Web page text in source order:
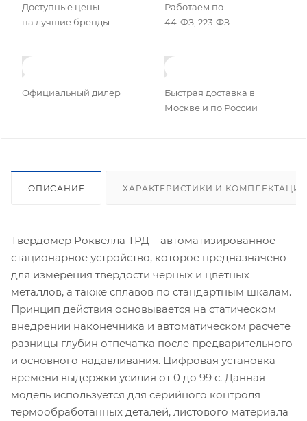
Доступные цены
на лучшие бренды
Работаем по
44-ФЗ, 223-ФЗ
Официальный дилер
Быстрая доставка в
Москве и по России
ОПИСАНИЕ ХАРАКТЕРИСТИКИ И КОМПЛЕКТАЦИЯ
Твердомер Роквелла ТРД – автоматизированное
стационарное устройство, которое предназначено
для измерения твердости черных и цветных
металлов, а также сплавов по стандартным шкалам.
Принцип действия основывается на статическом
внедрении наконечника и автоматическом расчете
разницы глубин отпечатка после предварительного
и основного надавливания. Цифровая установка
времени выдержки усилия от 0 до 99 с. Данная
модель используется для серийного контроля
термообработанных деталей, листового материала